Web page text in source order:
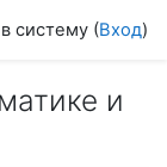
систему (Вход)
и